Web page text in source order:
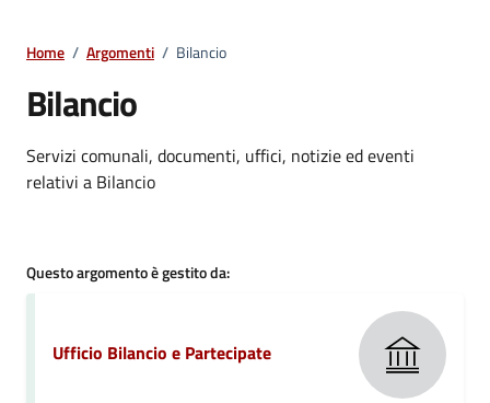
Home / Argomenti / Bilancio
Bilancio
Dettagli della notizia
Servizi comunali, documenti, uffici, notizie ed eventi
relativi a Bilancio
Questo argomento è gestito da:
Ufficio Bilancio e Partecipate